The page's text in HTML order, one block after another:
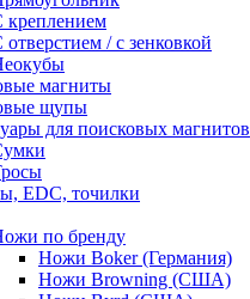
креплением
отверстием / с зенковкой
магниты
щупы
для поисковых магнитов
EDC, точилки
по бренду
Ножи Boker (Германия)
Ножи Browning (США)